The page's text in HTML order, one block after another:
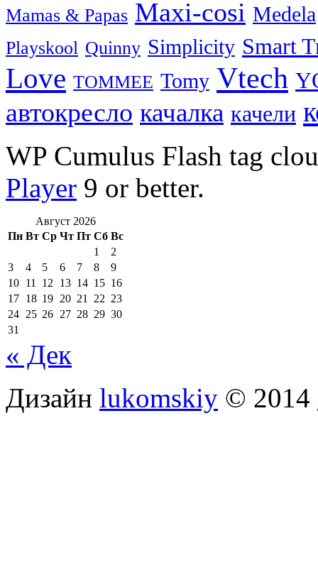
Mamas & Papas Maxi-cosi Medela
Playskool Quinny Simplicity Smart
Love TOMMEE Tomy Vtech
автокресло качалка качели
WP Cumulus Flash tag
Player 9 or better.
Август 2026
Пн Вт Ср Чт Пт Сб Вс
1
2
3
4 5 6 7 8
9
10 11 12 13 14 15 16
17 18 19 20 21 22 23
24 25 26 27 28 29 30
31
« Дек
Дизайн lukomskiy © 2014